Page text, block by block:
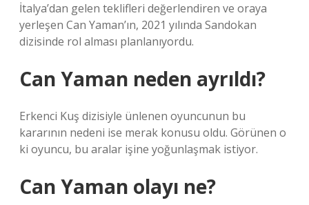
İtalya’dan gelen teklifleri değerlendiren ve oraya
yerleşen Can Yaman’ın, 2021 yılında Sandokan
dizisinde rol alması planlanıyordu.
Can Yaman neden ayrıldı?
Erkenci Kuş dizisiyle ünlenen oyuncunun bu
kararının nedeni ise merak konusu oldu. Görünen o
ki oyuncu, bu aralar işine yoğunlaşmak istiyor.
Can Yaman olayı ne?